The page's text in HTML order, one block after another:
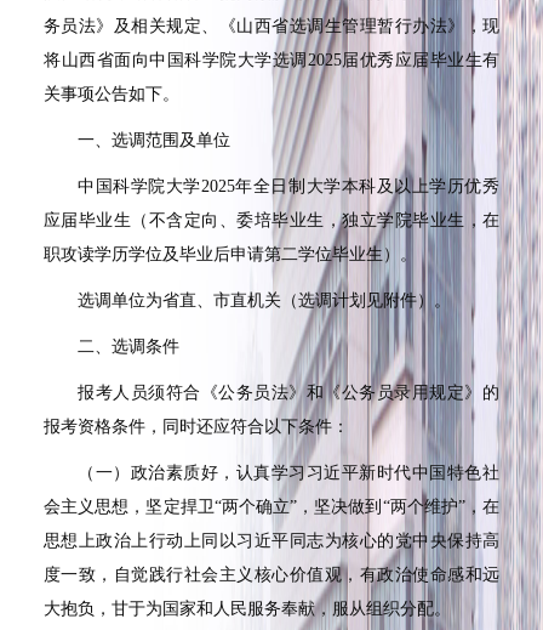
务员法》及相关规定、《山西省选调生管理暂行办法》，现
将山西省面向中国科学院大学选调2025届优秀应届毕业生有
关事项公告如下。
一、选调范围及单位
中国科学院大学2025年全日制大学本科及以上学历优秀
应届毕业生（不含定向、委培毕业生，独立学院毕业生，在
职攻读学历学位及毕业后申请第二学位毕业生）。
选调单位为省直、市直机关（选调计划见附件）。
二、选调条件
报考人员须符合《公务员法》和《公务员录用规定》的
报考资格条件，同时还应符合以下条件：
（一）政治素质好，认真学习习近平新时代中国特色社
会主义思想，坚定捍卫“两个确立”，坚决做到“两个维护”，在
思想上政治上行动上同以习近平同志为核心的党中央保持高
度一致，自觉践行社会主义核心价值观，有政治使命感和远
大抱负，甘于为国家和人民服务奉献，服从组织分配。